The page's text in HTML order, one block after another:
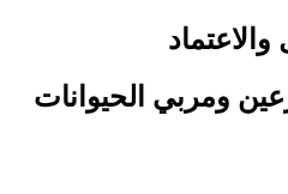
ومربي الحيوانات